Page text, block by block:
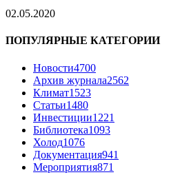
02.05.2020
ПОПУЛЯРНЫЕ КАТЕГОРИИ
Новости4700
Архив журнала2562
Климат1523
Статьи1480
Инвестиции1221
Библиотека1093
Холод1076
Документация941
Мероприятия871